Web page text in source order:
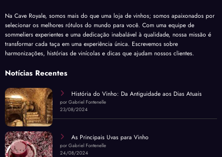
Na Cave Royale, somos mais do que uma loja de vinhos; somos apaixonados por
selecionar os melhores rótulos do mundo para você. Com uma equipe de
sommeliers experientes e uma dedicação inabalável à qualidade, nossa missão é
transformar cada taça em uma experiência única. Escrevemos sobre
harmonizações, histórias de vinícolas e dicas que ajudam nossos clientes.
Notícias Recentes
História do Vinho: Da Antiguidade aos Dias Atuais
por Gabriel Fontenelle
23/08/2024
As Principais Uvas para Vinho
por Gabriel Fontenelle
24/08/2024